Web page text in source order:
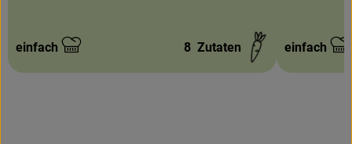
Schwierigkeit:
einfach 8 Zutaten einfach